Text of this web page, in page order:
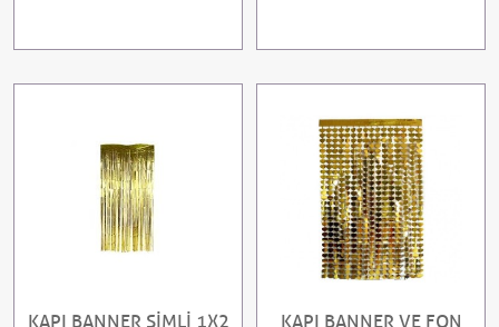
KAPI BANNER SİMLİ 1X2 KAPI BANNER VE FON